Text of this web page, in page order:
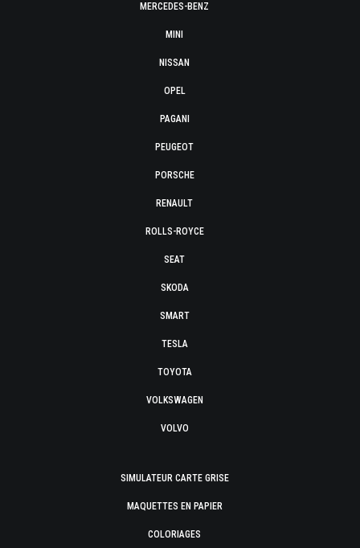
MERCEDES-BENZ
MINI
NISSAN
OPEL
PAGANI
PEUGEOT
PORSCHE
RENAULT
ROLLS-ROYCE
SEAT
SKODA
SMART
TESLA
TOYOTA
VOLKSWAGEN
VOLVO
SIMULATEUR CARTE GRISE
MAQUETTES EN PAPIER
COLORIAGES